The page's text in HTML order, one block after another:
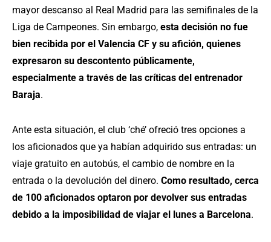
mayor descanso al Real Madrid para las semifinales de la
Liga de Campeones. Sin embargo, esta decisión no fue
bien recibida por el Valencia CF y su afición, quienes
expresaron su descontento públicamente,
especialmente a través de las críticas del entrenador
Baraja.
Ante esta situación, el club ‘ché’ ofreció tres opciones a
los aficionados que ya habían adquirido sus entradas: un
viaje gratuito en autobús, el cambio de nombre en la
entrada o la devolución del dinero. Como resultado, cerca
de 100 aficionados optaron por devolver sus entradas
debido a la imposibilidad de viajar el lunes a Barcelona.